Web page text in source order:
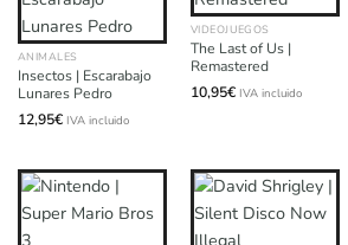
ANIMALES
Insectos | Escarabajo
Lunares Pedro
12,95€ IVA incluido
VIDEOJUEGOS
The Last of Us |
Remastered
10,95€ IVA incluido